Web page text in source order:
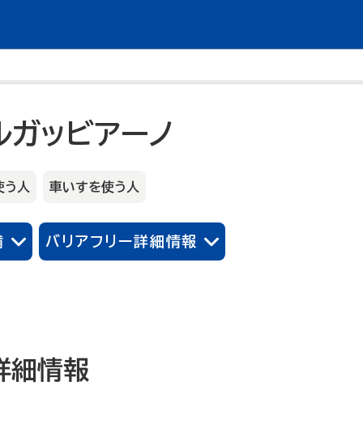
ッビアーノ
う人 車いすを使う人
バリアフリー詳細情報
細情報